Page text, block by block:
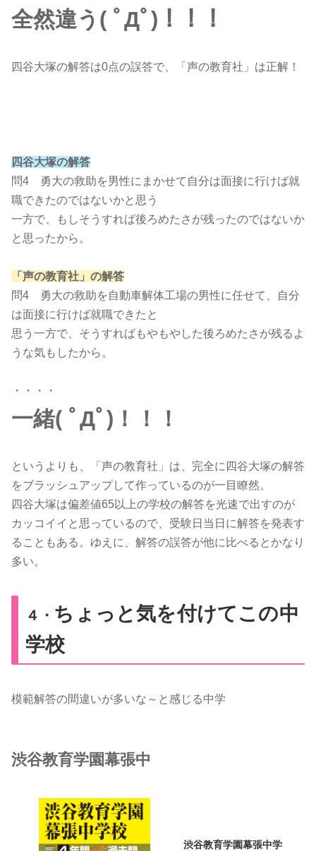
全然違う( ﾟДﾟ)！！！
四谷大塚の解答は0点の誤答で、「声の教育社」は正解！
四谷大塚の解答
問4 勇大の救助を男性にまかせて自分は面接に行けば就
職できたのではないかと思う
一方で、もしそうすれば後ろめたさが残ったのではないか
と思ったから。
「声の教育社」の解答
問4 勇大の救助を自動車解体工場の男性に任せて、自分
は面接に行けば就職できたと
思う一方で、そうすればもやもやした後ろめたさが残るよ
うな気もしたから。
・・・・
一緒( ﾟДﾟ)！！！
というよりも、「声の教育社」は、完全に四谷大塚の解答
をブラッシュアップして作っているのが一目瞭然。
四谷大塚は偏差値65以上の学校の解答を光速で出すのが
カッコイイと思っているので、受験日当日に解答を発表す
ることもある。ゆえに、解答の誤答が他に比べるとかなり
多い。
４・ ちょっと気を付けてこの中
学校
模範解答の間違いが多いな～と感じる中学
渋谷教育学園幕張中
渋谷教育学園幕張中学